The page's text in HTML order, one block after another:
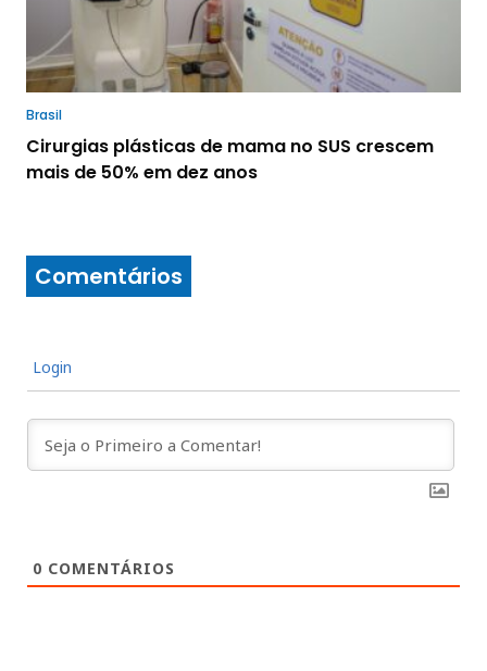
Brasil
Cirurgias plásticas de mama no SUS crescem
mais de 50% em dez anos
Comentários
Login
0 COMENTÁRIOS